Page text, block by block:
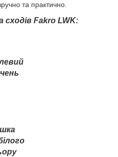
та практично.
Fakro LWK: